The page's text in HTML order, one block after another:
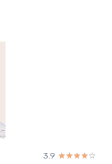
3.9 ☆☆☆☆☆
★★★★★